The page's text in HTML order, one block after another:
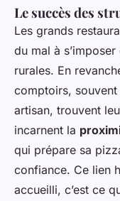
Le succès des
Les grands
du mal à
rurales. En
comptoirs,
artisan, trouvent
incarnent la
qui prépare sa
confiance. Ce lien
accueilli, c’est ce